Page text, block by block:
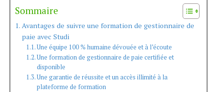
Sommaire
Avantages de suivre une formation de gestionnaire de
paie avec Studi
Une équipe 100 % humaine dévouée et à l’écoute
Une formation de gestionnaire de paie certifiée et
disponible
Une garantie de réussite et un accès illimité à la
plateforme de formation